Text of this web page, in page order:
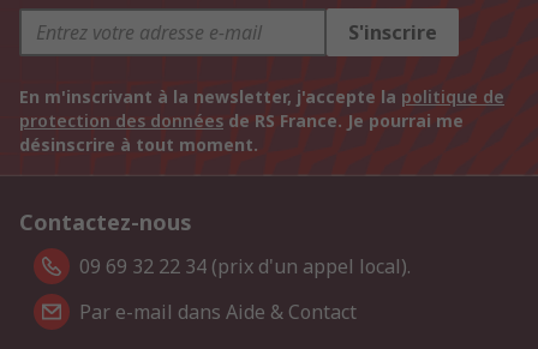
S'inscrire
En m'inscrivant à la newsletter, j'accepte la politique de
protection des données de RS France. Je pourrai me
désinscrire à tout moment.
Contactez-nous
09 69 32 22 34 (prix d'un appel local).
Par e-mail dans Aide & Contact